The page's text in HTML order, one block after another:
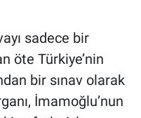
sadece bir
öte Türkiye’nin
bir sınav olarak
İmamoğlu’nun